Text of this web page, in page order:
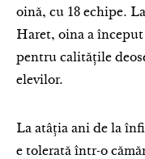
oină, cu 18 echipe.
Haret, oina a
pentru calitățile
elevilor.
La atâția ani de la
e tolerată într-o